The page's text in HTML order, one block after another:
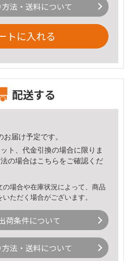
法・送料について
トに入れる
配送する
お届け予定です。
ト、代金引換の場合に限りま
の場合はこちら をご確認くだ
場合や在庫状況によって、商品
ただく場合がございます。
荷条件について
法・送料について